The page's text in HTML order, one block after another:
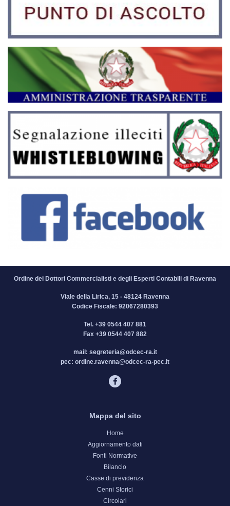
Ordine dei Dottori Commercialisti e degli Esperti Contabili di Ravenna
Viale della Lirica, 15 - 48124 Ravenna
Codice Fiscale: 92067280393
Tel. +39 0544 407 881
Fax +39 0544 407 882
mail: segreteria@odcec-ra.it
pec: ordine.ravenna@odcec-ra-pec.it
Mappa del sito
Home
Aggiornamento dati
Fonti Normative
Bilancio
Casse di previdenza
Cenni Storici
Circolari